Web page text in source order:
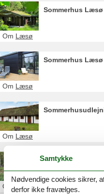
Sommerhus
Om Læsø
Sommerhus
Om Læsø
Om Læsø
Sommerhus
Om Læsø
Samtykke
Nødvendige cookies sikrer,
derfor ikke fravælges.